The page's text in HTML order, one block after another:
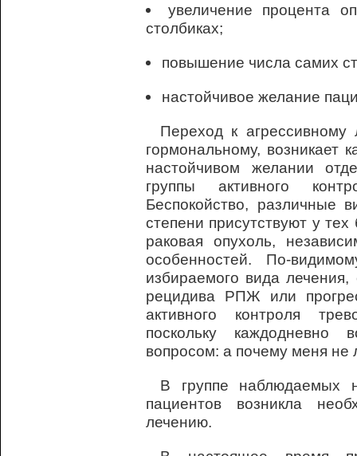
увеличение процента
столбиках;
повышение числа самих
настойчивое желание
Переход к
гормональному, возникает
настойчивом желании
группы активного
Беспокойство, различные
степени присутствуют у
раковая опухоль,
особенностей. По-
избираемого вида
рецидива РПЖ или
активного контроля
поскольку каждодневно
вопросом: а почему меня не
В группе наблюдаемых
пациентов возникла
лечению.